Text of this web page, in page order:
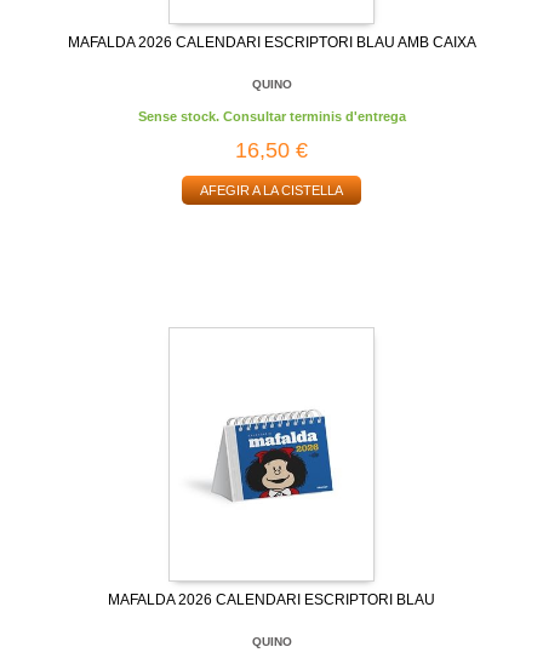
MAFALDA 2026 CALENDARI ESCRIPTORI BLAU AMB CAIXA
QUINO
Sense stock. Consultar terminis d'entrega
16,50 €
AFEGIR A LA CISTELLA
MAFALDA 2026 CALENDARI ESCRIPTORI BLAU
QUINO